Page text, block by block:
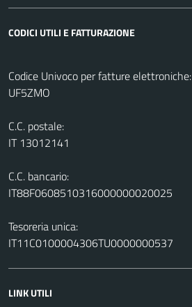
CODICI UTILI E FATTURAZIONE
Codice Univoco per fatture elettroniche:
UF5ZMO
C.C. postale:
IT 13012141
C.C. bancario:
IT88F0608510316000000020025
Tesoreria unica:
IT11C0100004306TU0000000537
LINK UTILI